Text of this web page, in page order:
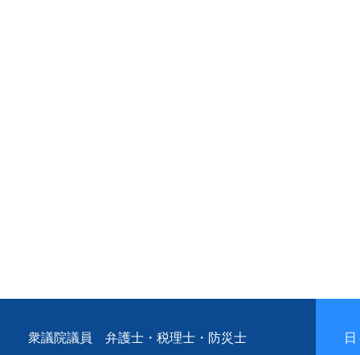
衆議院議員 弁護士・税理士・防災士